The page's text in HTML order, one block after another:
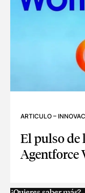
ARTICULO –
El pulso de
Agentforce